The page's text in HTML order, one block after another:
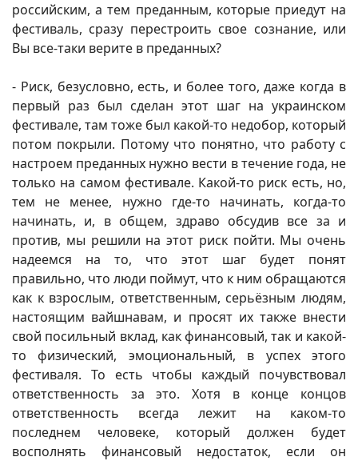
российским, а тем преданным, которые приедут на
фестиваль, сразу перестроить свое сознание, или
Вы все-таки верите в преданных?
- Риск, безусловно, есть, и более того, даже когда в
первый раз был сделан этот шаг на украинском
фестивале, там тоже был какой-то недобор, который
потом покрыли. Потому что понятно, что работу с
настроем преданных нужно вести в течение года, не
только на самом фестивале. Какой-то риск есть, но,
тем не менее, нужно где-то начинать, когда-то
начинать, и, в общем, здраво обсудив все за и
против, мы решили на этот риск пойти. Мы очень
надеемся на то, что этот шаг будет понят
правильно, что люди поймут, что к ним обращаются
как к взрослым, ответственным, серьёзным людям,
настоящим вайшнавам, и просят их также внести
свой посильный вклад, как финансовый, так и какой-
то физический, эмоциональный, в успех этого
фестиваля. То есть чтобы каждый почувствовал
ответственность за это. Хотя в конце концов
ответственность всегда лежит на каком-то
последнем человеке, который должен будет
восполнять финансовый недостаток, если он